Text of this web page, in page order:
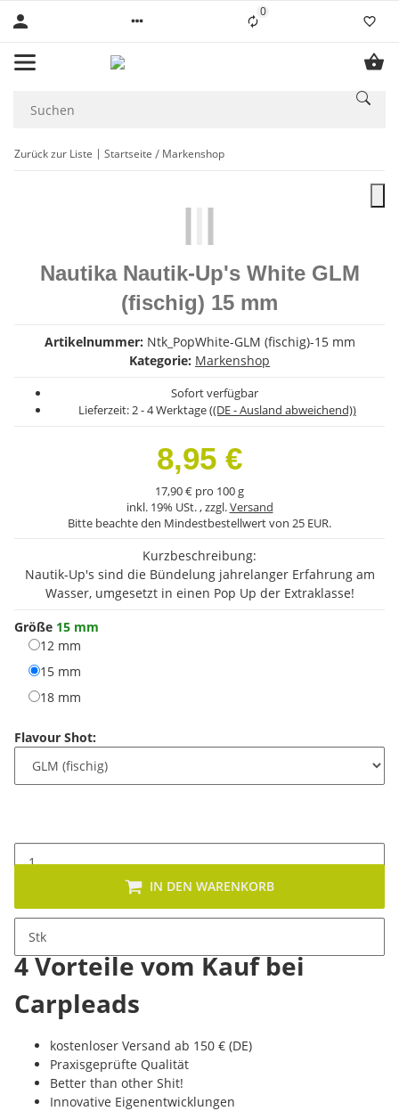
0Liste ist leer
Zurück zur Liste Startseite Markenshop
Nautika Nautik-Up's White GLM
(fischig) 15 mm
Artikelnummer: Ntk_PopWhite-GLM (fischig)-15 mm
Kategorie: Markenshop
Sofort verfügbar
Lieferzeit:2 - 4 Werktage((DE - Ausland abweichend))
8,95 €
17,90 € pro 100 g
inkl. 19% USt. , zzgl.Versand
Bitte beachte den Mindestbestellwert von 25 EUR.
Kurzbeschreibung:
Nautik-Up's sind die Bündelung jahrelanger Erfahrung am
Wasser, umgesetzt in einen Pop Up der Extraklasse!
Größe 15 mm
12 mm
15 mm
18 mm
Flavour Shot:
Stk
IN DEN WARENKORB
4 Vorteile vom Kauf bei
Carpleads
kostenloser Versand ab 150 € (DE)
Praxisgeprüfte Qualität
Better than other Shit!
Innovative Eigenentwicklungen